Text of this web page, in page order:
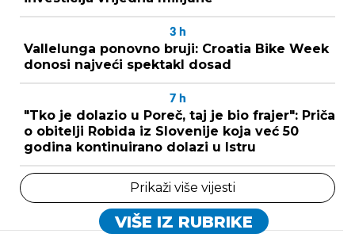
3 h
Vallelunga ponovno bruji: Croatia Bike Week
donosi najveći spektakl dosad
7 h
"Tko je dolazio u Poreč, taj je bio frajer": Priča
o obitelji Robida iz Slovenije koja već 50
godina kontinuirano dolazi u Istru
Prikaži više vijesti
VIŠE IZ RUBRIKE